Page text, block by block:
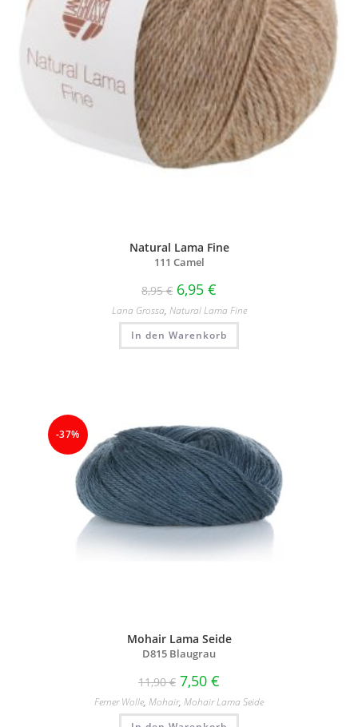
Natural Lama Fine
111 Camel
8,95€ 6,95 €
Lana Grossa, Natural Lama Fine
In den Warenkorb
-37%
Mohair Lama Seide
D815 Blaugrau
11,90€ 7,50 €
Ferner Wolle, Mohair, Mohair Lama Seide